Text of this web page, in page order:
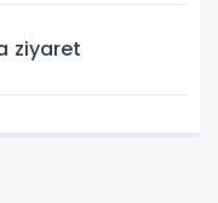
ziyaret